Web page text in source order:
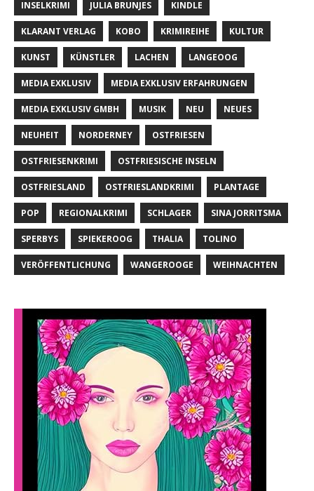
INSELKRIMI JULIA BRUNJES KINDLE
KLARANT VERLAG KOBO KRIMIREIHE KULTUR
KUNST KÜNSTLER LACHEN LANGEOOG
MEDIA EXKLUSIV MEDIA EXKLUSIV ERFAHRUNGEN
MEDIA EXKLUSIV GMBH MUSIK NEU NEUES
NEUHEIT NORDERNEY OSTFRIESEN
OSTFRIESENKRIMI OSTFRIESISCHE INSELN
OSTFRIESLAND OSTFRIESLANDKRIMI PLANTAGE
POP REGIONALKRIMI SCHLAGER SINA JORRITSMA
SPERBYS SPIEKEROOG THALIA TOLINO
VERÖFFENTLICHUNG WANGEROOGE WEIHNACHTEN